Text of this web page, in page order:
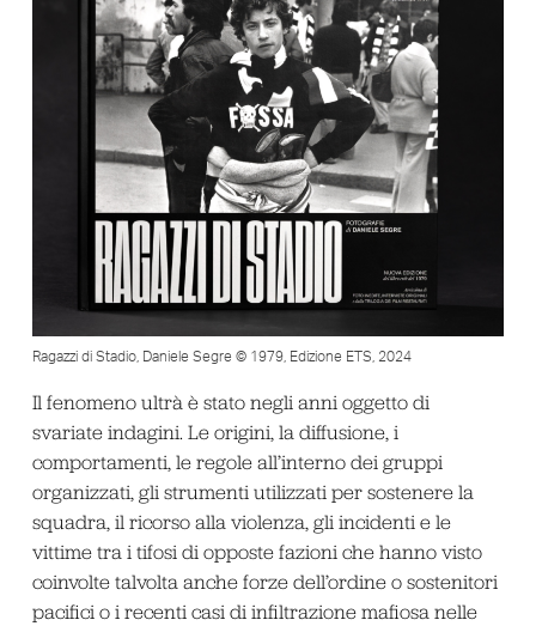
Ragazzi di Stadio, Daniele Segre © 1979, Edizione ETS, 2024
Il fenomeno ultrà è stato negli anni oggetto di
svariate indagini. Le origini, la diffusione, i
comportamenti, le regole all’interno dei gruppi
organizzati, gli strumenti utilizzati per sostenere la
squadra, il ricorso alla violenza, gli incidenti e le
vittime tra i tifosi di opposte fazioni che hanno visto
coinvolte talvolta anche forze dell’ordine o sostenitori
pacifici o i recenti casi di infiltrazione mafiosa nelle